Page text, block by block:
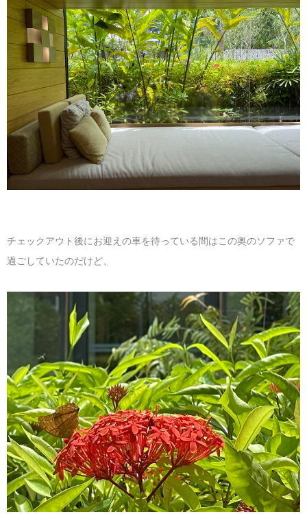
チェックアウト後にお迎えの車を待っている間はこの奥のソファで
過ごしていたのだけど、